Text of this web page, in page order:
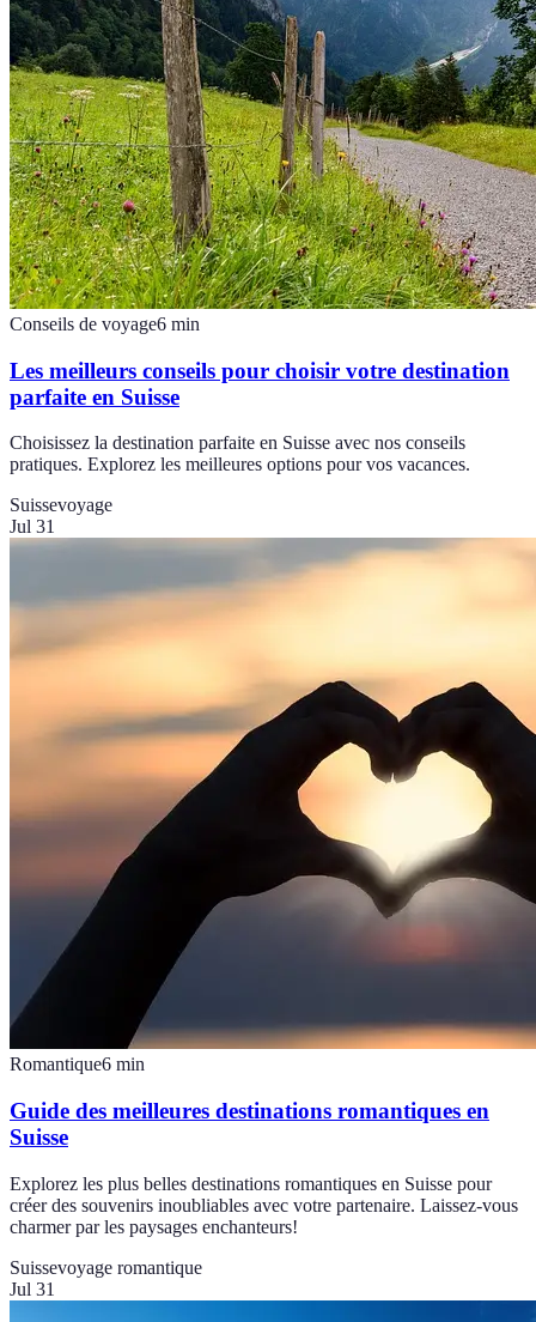
Conseils de voyage6 min
Les meilleurs conseils pour choisir votre destination
parfaite en Suisse
Choisissez la destination parfaite en Suisse avec nos conseils
pratiques. Explorez les meilleures options pour vos vacances.
Suissevoyage
Jul 31
Romantique6 min
Guide des meilleures destinations romantiques en
Suisse
Explorez les plus belles destinations romantiques en Suisse pour
créer des souvenirs inoubliables avec votre partenaire. Laissez-vous
charmer par les paysages enchanteurs!
Suissevoyage romantique
Jul 31